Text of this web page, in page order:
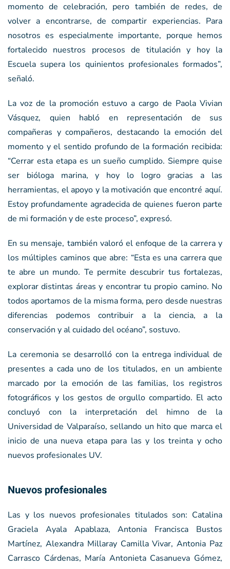
momento de celebración, pero también de redes, de
volver a encontrarse, de compartir experiencias. Para
nosotros es especialmente importante, porque hemos
fortalecido nuestros procesos de titulación y hoy la
Escuela supera los quinientos profesionales formados”,
señaló.
La voz de la promoción estuvo a cargo de Paola Vivian
Vásquez, quien habló en representación de sus
compañeras y compañeros, destacando la emoción del
momento y el sentido profundo de la formación recibida:
“Cerrar esta etapa es un sueño cumplido. Siempre quise
ser bióloga marina, y hoy lo logro gracias a las
herramientas, el apoyo y la motivación que encontré aquí.
Estoy profundamente agradecida de quienes fueron parte
de mi formación y de este proceso”, expresó.
En su mensaje, también valoró el enfoque de la carrera y
los múltiples caminos que abre: “Esta es una carrera que
te abre un mundo. Te permite descubrir tus fortalezas,
explorar distintas áreas y encontrar tu propio camino. No
todos aportamos de la misma forma, pero desde nuestras
diferencias podemos contribuir a la ciencia, a la
conservación y al cuidado del océano”, sostuvo.
La ceremonia se desarrolló con la entrega individual de
presentes a cada uno de los titulados, en un ambiente
marcado por la emoción de las familias, los registros
fotográficos y los gestos de orgullo compartido. El acto
concluyó con la interpretación del himno de la
Universidad de Valparaíso, sellando un hito que marca el
inicio de una nueva etapa para las y los treinta y ocho
nuevos profesionales UV.
Nuevos profesionales
Las y los nuevos profesionales titulados son: Catalina
Graciela Ayala Apablaza, Antonia Francisca Bustos
Martínez, Alexandra Millaray Camilla Vivar, Antonia Paz
Carrasco Cárdenas, María Antonieta Casanueva Gómez,